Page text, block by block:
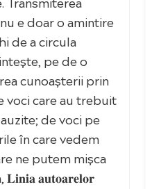
e doar o amintire
de a circula
pe de o
cunoașterii prin
voci care au trebuit
de voci pe
în care vedem
ne putem mișca
𝐚𝐮𝐭𝐨𝐚𝐫𝐞𝐥𝐨𝐫